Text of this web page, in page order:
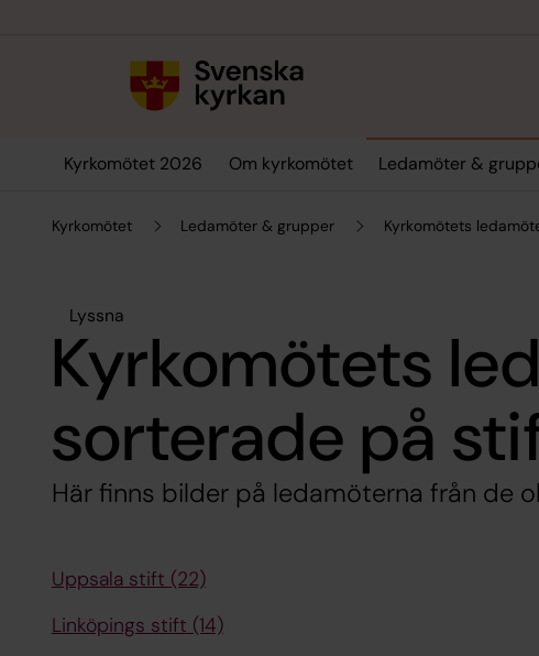
Kyrkomötet 2026 Om kyrkomötet Ledamöter &
Kyrkomötet Ledamöter & grupper Kyrkomötets
Lyssna
Kyrkomötets
sorterade på
Här finns bilder på ledamöterna från de
Uppsala stift (22)
Linköpings stift (14)